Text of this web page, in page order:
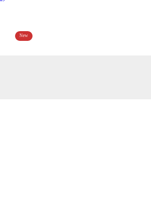
New